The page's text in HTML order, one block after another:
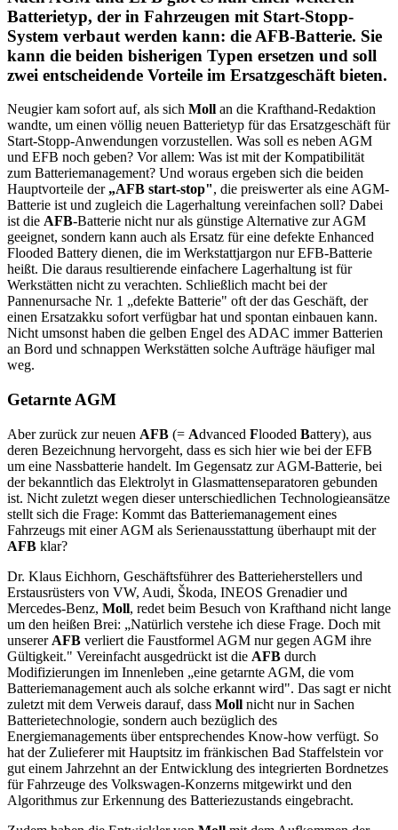
Batterietyp, der in Fahrzeugen mit Start-Stopp-
System verbaut werden kann: die AFB-Batterie. Sie
kann die beiden bisherigen Typen ersetzen und soll
zwei entscheidende Vorteile im Ersatzgeschäft bieten.
Neugier kam sofort auf, als sich Moll an die Krafthand-Redaktion
wandte, um einen völlig neuen Batterietyp für das Ersatzgeschäft für
Start-Stopp-Anwendungen vorzustellen. Was soll es neben AGM
und EFB noch geben? Vor allem: Was ist mit der Kompatibilität
zum Batteriemanagement? Und woraus ergeben sich die beiden
Hauptvorteile der „AFB start-stop", die preiswerter als eine AGM-
Batterie ist und zugleich die Lagerhaltung vereinfachen soll? Dabei
ist die AFB-Batterie nicht nur als günstige Alternative zur AGM
geeignet, sondern kann auch als Ersatz für eine defekte Enhanced
Flooded Battery dienen, die im Werkstattjargon nur EFB-Batterie
heißt. Die daraus resultierende einfachere Lagerhaltung ist für
Werkstätten nicht zu verachten. Schließlich macht bei der
Pannenursache Nr. 1 „defekte Batterie" oft der das Geschäft, der
einen Ersatzakku sofort verfügbar hat und spontan einbauen kann.
Nicht umsonst haben die gelben Engel des ADAC immer Batterien
an Bord und schnappen Werkstätten solche Aufträge häufiger mal
weg.
Getarnte AGM
Aber zurück zur neuen AFB (= Advanced Flooded Battery), aus
deren Bezeichnung hervorgeht, dass es sich hier wie bei der EFB
um eine Nassbatterie handelt. Im Gegensatz zur AGM-Batterie, bei
der bekanntlich das Elektrolyt in Glasmattenseparatoren gebunden
ist. Nicht zuletzt wegen dieser unterschiedlichen Technologieansätze
stellt sich die Frage: Kommt das Batteriemanagement eines
Fahrzeugs mit einer AGM als Serienausstattung überhaupt mit der
AFB klar?
Dr. Klaus Eichhorn, Geschäftsführer des Batterieherstellers und
Erstausrüsters von VW, Audi, Škoda, INEOS Grenadier und
Mercedes-Benz, Moll, redet beim Besuch von Krafthand nicht lange
um den heißen Brei: „Natürlich verstehe ich diese Frage. Doch mit
unserer AFB verliert die Faustformel AGM nur gegen AGM ihre
Gültigkeit." Vereinfacht ausgedrückt ist die AFB durch
Modifizierungen im Innenleben „eine getarnte AGM, die vom
Batteriemanagement auch als solche erkannt wird". Das sagt er nicht
zuletzt mit dem Verweis darauf, dass Moll nicht nur in Sachen
Batterietechnologie, sondern auch bezüglich des
Energiemanagements über entsprechendes Know-how verfügt. So
hat der Zulieferer mit Hauptsitz im fränkischen Bad Staffelstein vor
gut einem Jahrzehnt an der Entwicklung des integrierten Bordnetzes
für Fahrzeuge des Volkswagen-Konzerns mitgewirkt und den
Algorithmus zur Erkennung des Batteriezustands eingebracht.